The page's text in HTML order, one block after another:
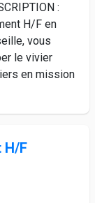
:
H/F en
vous
le vivier
en mission
H/F